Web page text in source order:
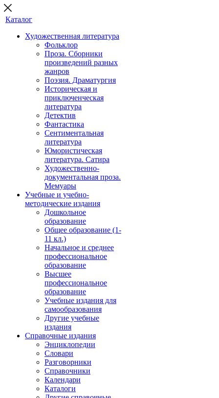
Каталог
Художественная литература
Фольклор
Проза. Сборники
произведений разных
жанров
Поэзия. Драматургия
Историческая и
приключенческая
литература
Детектив
Фантастика
Сентиментальная
литература
Юмористическая
литература. Сатира
Художественно-
документальная проза.
Мемуары
Учебные и учебно-
методические издания
Дошкольное
образование
Общее образование (1-
11 кл.)
Начальное и среднее
профессиональное
образование
Высшее
профессиональное
образование
Учебные издания для
самообразования
Другие учебные
издания
Справочные издания
Энциклопедии
Словари
Разговорники
Справочники
Календари
Каталоги